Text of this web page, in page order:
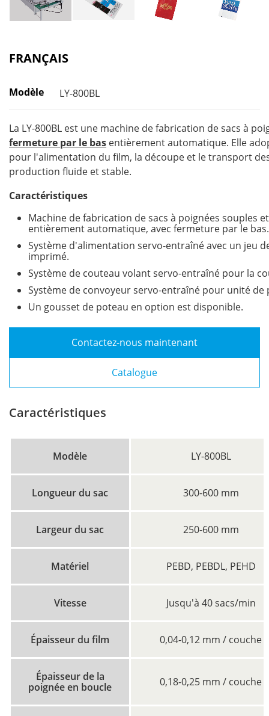
FRANÇAIS
Modèle LY-800BL
La LY-800BL est une machine de fabrication de sacs à
fermeture par le bas entièrement automatique. Elle
pour l'alimentation du film, la découpe et le transport
production fluide et stable.
Caractéristiques
Machine de fabrication de sacs à poignées souples
entièrement automatique, avec fermeture par le bas.
Système d'alimentation servo-entraîné avec un jeu
imprimé.
Système de couteau volant servo-entraîné pour la
Système de convoyeur servo-entraîné pour unité de
Un gousset de poteau en option est disponible.
Contactez-nous maintenant
Catalogue
Caractéristiques
Modèle LY-800BL
Longueur du sac 300-600 mm
Largeur du sac 250-600 mm
Matériel PEBD, PEBDL, PEHD
Vitesse Jusqu'à 40 sacs/min
Épaisseur du film 0,04-0,12 mm / couche
Épaisseur de la
poignée en boucle
0,18-0,25 mm / couche